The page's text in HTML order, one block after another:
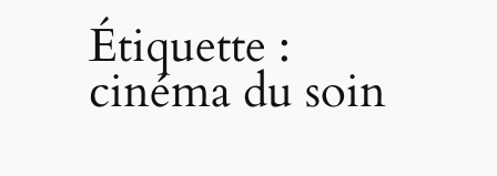
Étiquette :
cinéma du soin